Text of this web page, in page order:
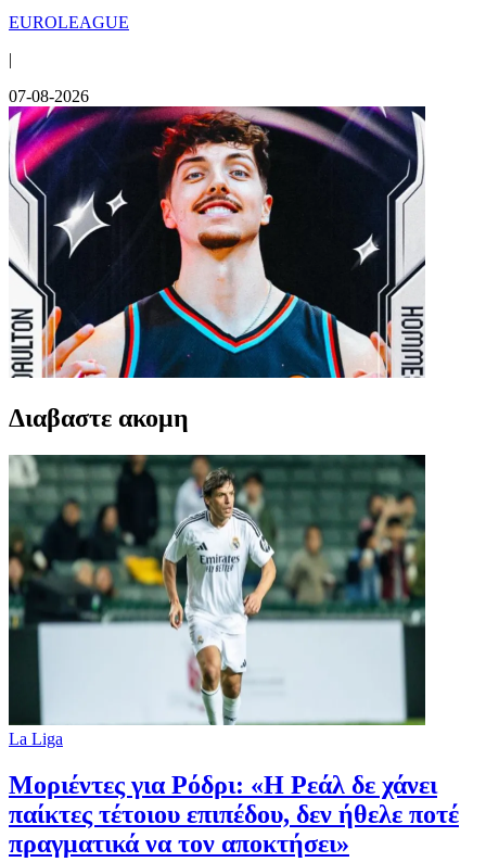
EUROLEAGUE
|
07-08-2026
Διαβαστε ακομη
La Liga
Μοριέντες για Ρόδρι: «Η Ρεάλ δε χάνει
παίκτες τέτοιου επιπέδου, δεν ήθελε ποτέ
πραγματικά να τον αποκτήσει»